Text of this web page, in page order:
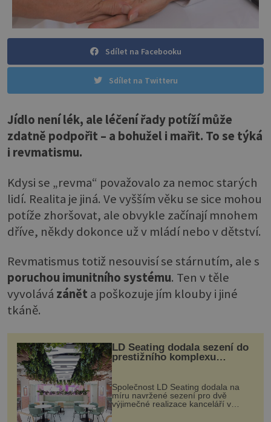
Sdílet na Facebooku
Sdílet na Twitteru
Jídlo není lék, ale léčení řady potíží může
zdatně podpořit – a bohužel i mařit. To se týká
i revmatismu.
Kdysi se „revma“ považovalo za nemoc starých
lidí. Realita je jiná. Ve vyšším věku se sice mohou
potíže zhoršovat, ale obvykle začínají mnohem
dříve, někdy dokonce už v mládí nebo v dětství.
Revmatismus totiž nesouvisí se stárnutím, ale s
poruchou imunitního systému. Ten v těle
vyvolává zánět a poškozuje jím klouby i jiné
tkáně.
LD Seating dodala sezení do
prestižního komplexu
MediaCityUK v Salfordu
Společnost LD Seating dodala na
míru navržené sezení pro dvě
výjimečné realizace kanceláří v
areálu MediaCityUK v anglickém